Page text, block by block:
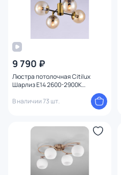
9 790 ₽
Люстра потолочная Citilux
Шарлиз E14 2600-2900К
В наличии 73 шт.